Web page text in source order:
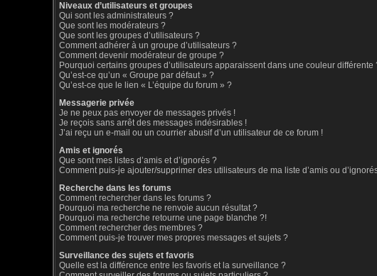
Niveaux d’utilisateurs et groupes
Qui sont les administrateurs ?
Que sont les modérateurs ?
Que sont les groupes d’utilisateurs ?
Comment adhérer à un groupe d’utilisateurs ?
Comment devenir modérateur de groupe ?
Pourquoi certains groupes d’utilisateurs apparaissent dans une couleur différente
Qu’est-ce qu’un « Groupe par défaut » ?
Qu’est-ce que le lien « L’équipe du forum » ?
Messagerie privée
Je ne peux pas envoyer de messages privés !
Je reçois sans arrêt des messages indésirables !
J’ai reçu un e-mail ou un courrier abusif d’un utilisateur de ce forum !
Amis et ignorés
Que sont mes listes d’amis et d’ignorés ?
Comment puis-je ajouter/supprimer des utilisateurs de ma liste d’amis ou
Recherche dans les forums
Comment rechercher dans les forums ?
Pourquoi ma recherche ne renvoie aucun résultat ?
Pourquoi ma recherche retourne une page blanche ?!
Comment rechercher des membres ?
Comment puis-je trouver mes propres messages et sujets ?
Surveillance des sujets et favoris
Quelle est la différence entre les favoris et la surveillance ?